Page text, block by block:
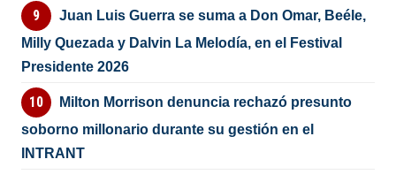
Juan Luis Guerra se suma a Don Omar, Beéle,
Milly Quezada y Dalvin La Melodía, en el Festival
Presidente 2026
Milton Morrison denuncia rechazó presunto
soborno millonario durante su gestión en el
INTRANT